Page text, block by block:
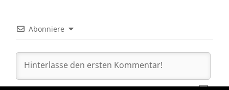
Abonniere